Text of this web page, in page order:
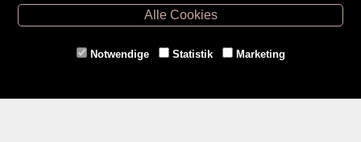
Hollabrunn -02952/30057
Eggenburg -02984/3836
Gmünd -
Alle Cookies
Notwendige Statistik Marketing